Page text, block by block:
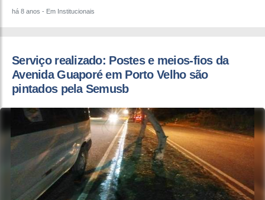
há 8 anos - Em Institucionais
Serviço realizado: Postes e meios-fios da
Avenida Guaporé em Porto Velho são
pintados pela Semusb